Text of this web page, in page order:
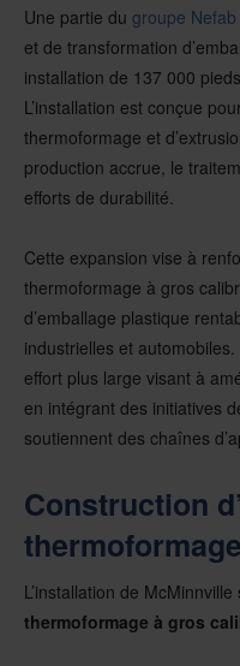
Une partie du groupe Nefab
et de transformation
installation de 137 000
L’installation est conçue
thermoformage et
production accrue, le
efforts de durabilité.
Cette expansion vise à
thermoformage à gros
d’emballage plastique
industrielles et
effort plus large visant à
en intégrant des initiatives
soutiennent des chaînes
Construction
L’installation de
thermoformage à gros